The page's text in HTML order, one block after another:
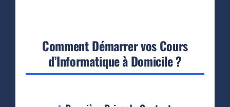
Comment Démarrer vos Cours
d’Informatique à Domicile ?